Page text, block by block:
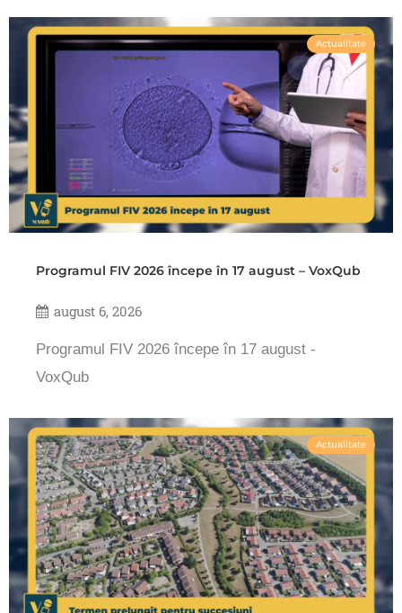
Actualitate
Programul FIV 2026 începe în 17 august – VoxQub
august 6, 2026
Programul FIV 2026 începe în 17 august -
VoxQub
Actualitate